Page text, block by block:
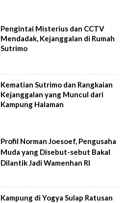
Pengintai Misterius dan CCTV
Mendadak, Kejanggalan di Rumah
Sutrimo
Kematian Sutrimo dan Rangkaian
Kejanggalan yang Muncul dari
Kampung Halaman
Profil Norman Joesoef, Pengusaha
Muda yang Disebut-sebut Bakal
Dilantik Jadi Wamenhan RI
Kampung di Yogya Sulap Ratusan